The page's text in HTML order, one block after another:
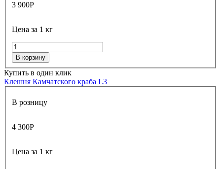
3 900Р
Цена за 1 кг
В корзину
Купить в один клик
Клешня Камчатского краба L3
В розницу
4 300Р
Цена за 1 кг